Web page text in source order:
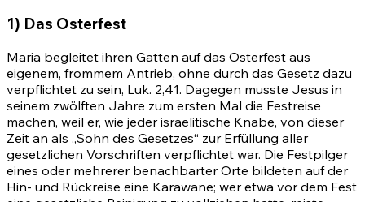
1) Das Osterfest
Maria begleitet ihren Gatten auf das Osterfest aus
eigenem, frommem Antrieb, ohne durch das Gesetz dazu
verpflichtet zu sein, Luk. 2,41. Dagegen musste Jesus in
seinem zwölften Jahre zum ersten Mal die Festreise
machen, weil er, wie jeder israelitische Knabe, von dieser
Zeit an als „Sohn des Gesetzes“ zur Erfüllung aller
gesetzlichen Vorschriften verpflichtet war. Die Festpilger
eines oder mehrerer benachbarter Orte bildeten auf der
Hin- und Rückreise eine Karawane; wer etwa vor dem Fest